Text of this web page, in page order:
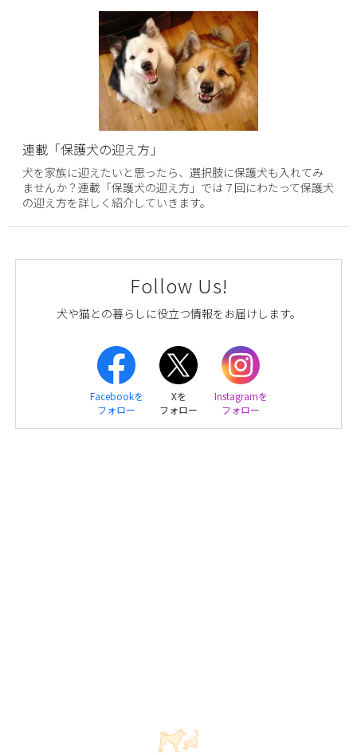
連載「保護犬の迎え方」
犬を家族に迎えたいと思ったら、選択肢に保護犬も入れてみ
ませんか？連載「保護犬の迎え方」では７回にわたって保護犬
の迎え方を詳しく紹介していきます。
Follow Us!
犬や猫との暮らしに役立つ情報をお届けします。
Facebookを
フォロー
Xを
フォロー
Instagramを
フォロー